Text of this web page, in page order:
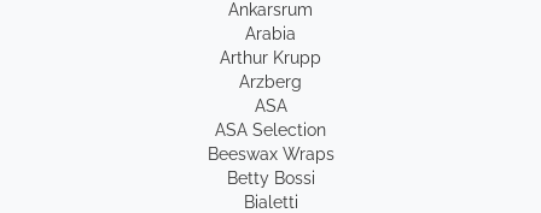
Ankarsrum
Arabia
Arthur Krupp
Arzberg
ASA
ASA Selection
Beeswax Wraps
Betty Bossi
Bialetti